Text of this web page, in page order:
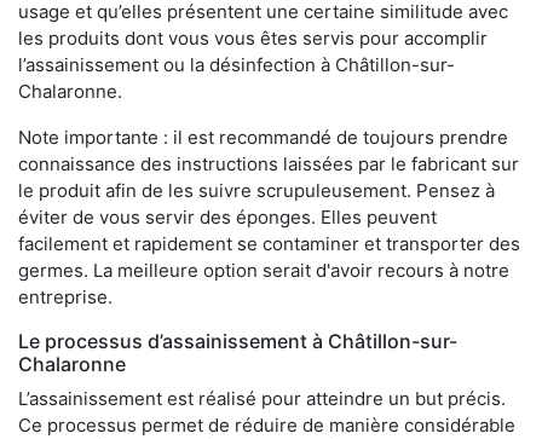
usage et qu’elles présentent une certaine similitude avec
les produits dont vous vous êtes servis pour accomplir
l’assainissement ou la désinfection à Châtillon-sur-
Chalaronne.
Note importante : il est recommandé de toujours prendre
connaissance des instructions laissées par le fabricant sur
le produit afin de les suivre scrupuleusement. Pensez à
éviter de vous servir des éponges. Elles peuvent
facilement et rapidement se contaminer et transporter des
germes. La meilleure option serait d'avoir recours à notre
entreprise.
Le processus d’assainissement à Châtillon-sur-
Chalaronne
L’assainissement est réalisé pour atteindre un but précis.
Ce processus permet de réduire de manière considérable